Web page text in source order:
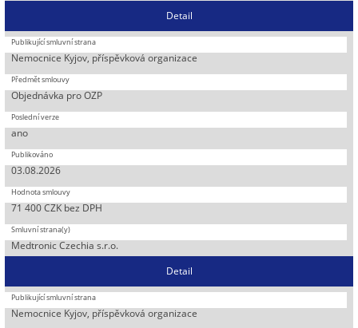
Detail
Nemocnice Kyjov, příspěvková organizace
Objednávka pro OZP
ano
03.08.2026
71 400 CZK bez DPH
Medtronic Czechia s.r.o.
Detail
Nemocnice Kyjov, příspěvková organizace